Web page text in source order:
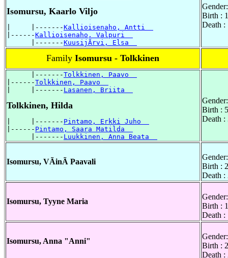
Isomursu, Kaarlo Viljo
|     |-------Kallioisenaho, Antti
|------Kallioisenaho, Valpuri
      |-------
KuusijÃrvi, Elsa
Birth :
Death :
Family Isomursu - Tolkkinen
      |-------
Tolkkinen, Paavo
|------Tolkkinen, Paavo
|     |------- Lasanen, Briita
Tolkkinen, Hilda
|     |------- Pintamo, Erkki Juho
|------ Pintamo, Saara Matilda
      |-------
Luukkinen, Anna Beata
Birth :
Death
Isomursu, VÃinÃ Paavali
Birth :
Death :
Isomursu, Tyyne Maria
Birth :
Death :
Isomursu, Anna "Anni"
Birth :
Death :